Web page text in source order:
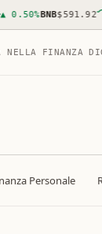
%BNB$591.92
NELLA FINANZA
Personale